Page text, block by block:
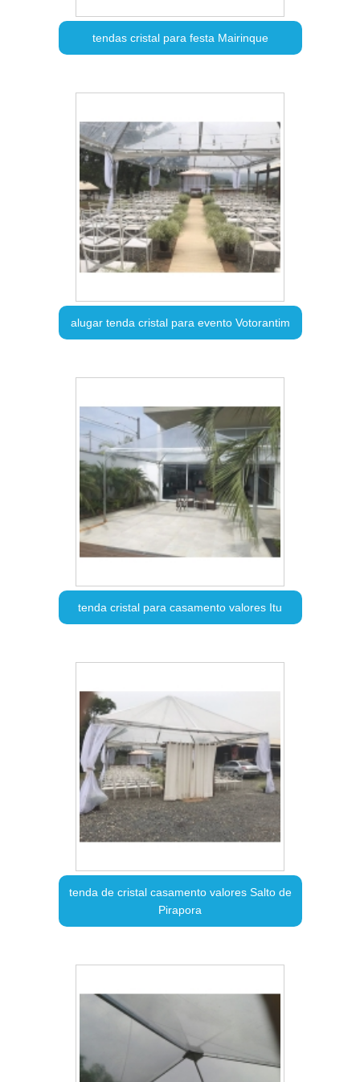
tendas cristal para festa Mairinque
alugar tenda cristal para evento Votorantim
tenda cristal para casamento valores Itu
tenda de cristal casamento valores Salto de
Pirapora